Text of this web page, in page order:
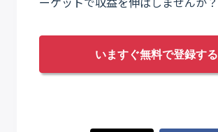
いますぐ無料で登録する